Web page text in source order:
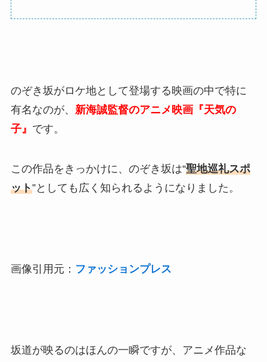
のぞき坂がロケ地として登場する映画の中で特に
有名なのが、 新海誠監督のアニメ映画『天気の
子』 です。
この作品をきっかけに、のぞき坂は“聖地巡礼スポ
ット”としても広く知られるようになりました。
画像引用元： ファッションプレス
坂道が映るのはほんの一瞬ですが、アニメ作品な